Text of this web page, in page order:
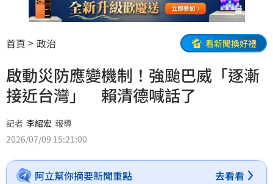
首頁 政治 看新聞換好禮
啟動災防應變機制！強颱巴威「逐漸
接近台灣」 賴清德喊話了
記者 李紹宏 報導
2026/07/09 15:21:00
阿立幫你摘要新聞重點 去看看